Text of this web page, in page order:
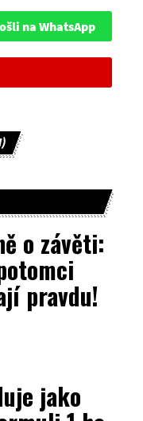
na WhatsApp
o závěti:
pravdu!
jako